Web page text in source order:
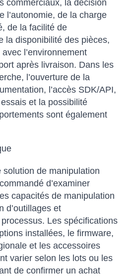
commerciaux, la décision
l’autonomie, de la charge
de la facilité de
la disponibilité des pièces,
l’environnement
après livraison. Dans les
l’ouverture de la
l’accès SDK/API,
et la possibilité
sont également
solution de manipulation
d’examiner
capacités de manipulation
d’outillages et
Les spécifications
installées, le firmware,
et les accessoires
varier selon les lots ou les
de confirmer un achat